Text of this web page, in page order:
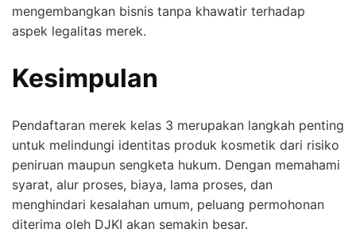
mengembangkan bisnis tanpa khawatir terhadap
aspek legalitas merek.
Kesimpulan
Pendaftaran merek kelas 3 merupakan langkah penting
untuk melindungi identitas produk kosmetik dari risiko
peniruan maupun sengketa hukum. Dengan memahami
syarat, alur proses, biaya, lama proses, dan
menghindari kesalahan umum, peluang permohonan
diterima oleh DJKI akan semakin besar.